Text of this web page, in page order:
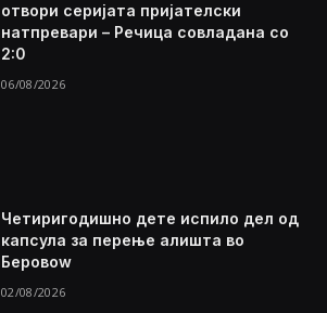
отвори серијата пријателски
натпревари – Речица совладана со
2:0
06/08/2026
Четиригодишно дете испило дел од
капсула за перење алишта во
Беровоw
02/08/2026